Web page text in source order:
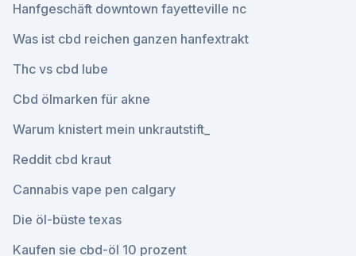
Hanfgeschäft downtown fayetteville nc
Was ist cbd reichen ganzen hanfextrakt
Thc vs cbd lube
Cbd ölmarken für akne
Warum knistert mein unkrautstift_
Reddit cbd kraut
Cannabis vape pen calgary
Die öl-büste texas
Kaufen sie cbd-öl 10 prozent